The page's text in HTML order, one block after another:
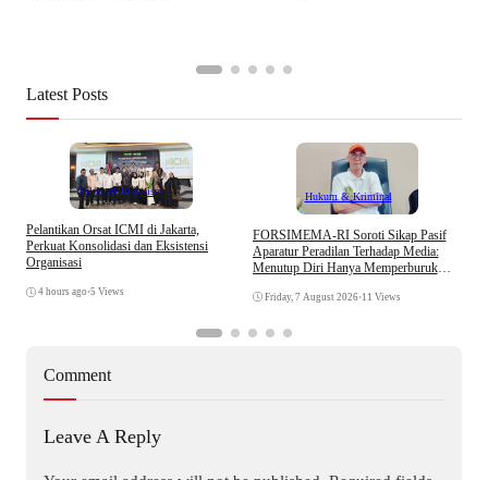
Latest Posts
Tokoh & Organisasi
Pelantikan Orsat ICMI di Jakarta,
Perkuat Konsolidasi dan Eksistensi
Organisasi
4 hours ago •5 Views
Hukum & Kriminal
​FORSIMEMA-RI Soroti Sikap Pasif
Aparatur Peradilan Terhadap Media:
Menutup Diri Hanya Memperburuk
Friday, 7 August 2026•11 Views
Comment
Leave A Reply